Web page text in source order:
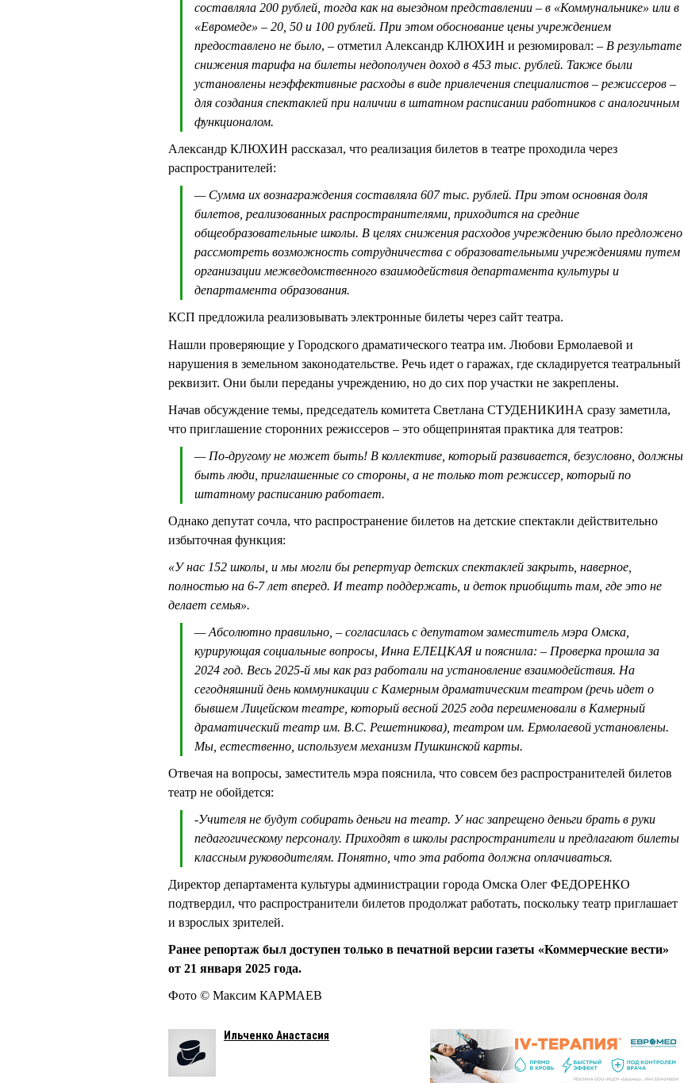
составляла 200 рублей, тогда как на выездном представлении – в «Коммунальнике» или в
«Евромеде» – 20, 50 и 100 рублей. При этом обоснование цены учреждением
предоставлено не было, – отметил Александр КЛЮХИН и резюмировал: – В результате
снижения тарифа на билеты недополучен доход в 453 тыс. рублей. Также были
установлены неэффективные расходы в виде привлечения специалистов – режиссеров –
для создания спектаклей при наличии в штатном расписании работников с аналогичным
функционалом.
Александр КЛЮХИН рассказал, что реализация билетов в театре проходила через
распространителей:
— Сумма их вознаграждения составляла 607 тыс. рублей. При этом основная доля
билетов, реализованных распространителями, приходится на средние
общеобразовательные школы. В целях снижения расходов учреждению было предложено
рассмотреть возможность сотрудничества с образовательными учреждениями путем
организации межведомственного взаимодействия департамента культуры и
департамента образования.
КСП предложила реализовывать электронные билеты через сайт театра.
Нашли проверяющие у Городского драматического театра им. Любови Ермолаевой и
нарушения в земельном законодательстве. Речь идет о гаражах, где складируется театральный
реквизит. Они были переданы учреждению, но до сих пор участки не закреплены.
Начав обсуждение темы, председатель комитета Светлана СТУДЕНИКИНА сразу заметила,
что приглашение сторонних режиссеров – это общепринятая практика для театров:
— По-другому не может быть! В коллективе, который развивается, безусловно, должны
быть люди, приглашенные со стороны, а не только тот режиссер, который по
штатному расписанию работает.
Однако депутат сочла, что распространение билетов на детские спектакли действительно
избыточная функция:
«У нас 152 школы, и мы могли бы репертуар детских спектаклей закрыть, наверное,
полностью на 6-7 лет вперед. И театр поддержать, и деток приобщить там, где это не
делает семья».
— Абсолютно правильно, – согласилась с депутатом заместитель мэра Омска,
курирующая социальные вопросы, Инна ЕЛЕЦКАЯ и пояснила: – Проверка прошла за
2024 год. Весь 2025-й мы как раз работали на установление взаимодействия. На
сегодняшний день коммуникации с Камерным драматическим театром (речь идет о
бывшем Лицейском театре, который весной 2025 года переименовали в Камерный
драматический театр им. В.С. Решетникова), театром им. Ермолаевой установлены.
Мы, естественно, используем механизм Пушкинской карты.
Отвечая на вопросы, заместитель мэра пояснила, что совсем без распространителей билетов
театр не обойдется:
-Учителя не будут собирать деньги на театр. У нас запрещено деньги брать в руки
педагогическому персоналу. Приходят в школы распространители и предлагают билеты
классным руководителям. Понятно, что эта работа должна оплачиваться.
Директор департамента культуры администрации города Омска Олег ФЕДОРЕНКО
подтвердил, что распространители билетов продолжат работать, поскольку театр приглашает
и взрослых зрителей.
Ранее репортаж был доступен только в печатной версии газеты «Коммерческие вести»
от 21 января 2025 года.
Фото © Максим КАРМАЕВ
Ильченко Анастасия